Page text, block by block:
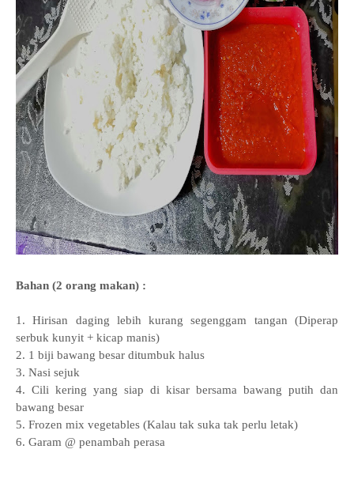
Bahan (2 orang makan) :
1. Hirisan daging lebih kurang segenggam tangan (Diperap
serbuk kunyit + kicap manis)
2. 1 biji bawang besar ditumbuk halus
3. Nasi sejuk
4. Cili kering yang siap di kisar bersama bawang putih dan
bawang besar
5. Frozen mix vegetables (Kalau tak suka tak perlu letak)
6. Garam @ penambah perasa